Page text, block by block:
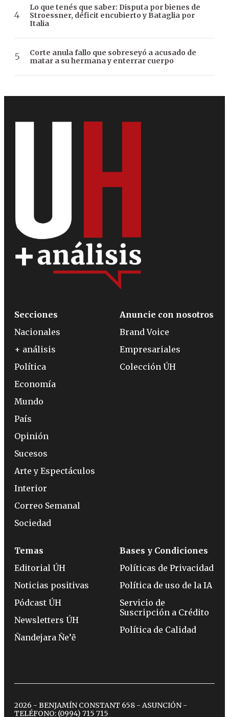
Lo que tenés que saber: Disputa por bienes de
Stroessner, déficit encubierto y Bataglia por
Italia
Corte anula fallo que sobreseyó a acusado de
matar a su hermana y enterrar cuerpo
Secciones
Nacionales
+ análisis
Política
Economía
Mundo
País
Opinión
Sucesos
Arte y Espectáculos
Interior
Correo Semanal
Sociedad
Anuncie con nosotros
Brand Voice
Empresariales
Colección ÚH
Temas
Editorial ÚH
Noticias positivas
Pódcast ÚH
Newsletters ÚH
Ñandejara Ñe’ẽ
Bases y Condiciones
Políticas de Privacidad
Política de uso de la IA
Servicio de
Suscripción a Crédito
Política de Calidad
2026 - BENJAMÍN CONSTANT 658 - ASUNCIÓN -
TELÉFONO: (0994) 715 715